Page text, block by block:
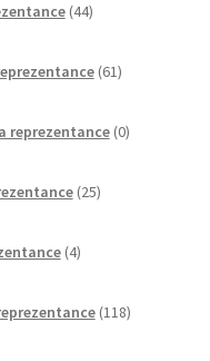
44izdelkov
61izdelkov
reprezentance 0izdelkov
25izdelkov
4izdelki
118izdelkov